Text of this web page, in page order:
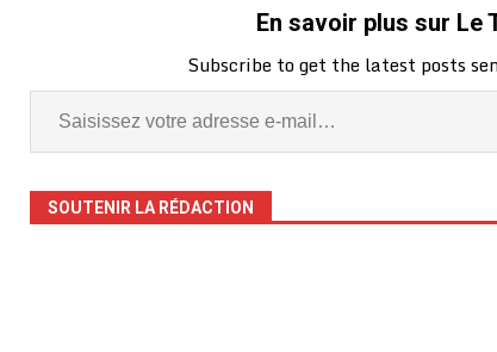
En savoir plus sur Le
Subscribe to get the latest posts
SOUTENIR LA RÉDACTION